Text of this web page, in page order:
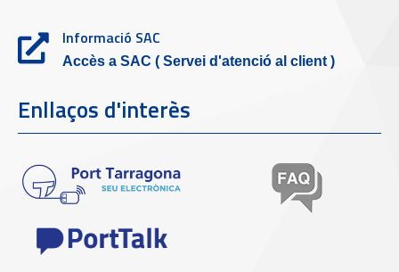
Informació SAC
Accès a SAC ( Servei d'atenció al client )
Enllaços d'interès